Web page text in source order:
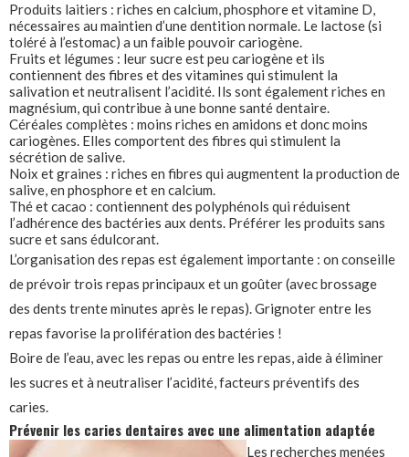
Produits laitiers : riches en calcium, phosphore et vitamine D,
nécessaires au maintien d’une dentition normale. Le lactose (si
toléré à l’estomac) a un faible pouvoir cariogène.
Fruits et légumes : leur sucre est peu cariogène et ils
contiennent des fibres et des vitamines qui stimulent la
salivation et neutralisent l’acidité. Ils sont également riches en
magnésium, qui contribue à une bonne santé dentaire.
Céréales complètes : moins riches en amidons et donc moins
cariogènes. Elles comportent des fibres qui stimulent la
sécrétion de salive.
Noix et graines : riches en fibres qui augmentent la production de
salive, en phosphore et en calcium.
Thé et cacao : contiennent des polyphénols qui réduisent
l’adhérence des bactéries aux dents. Préférer les produits sans
sucre et sans édulcorant.
L’organisation des repas est également importante : on conseille
de prévoir trois repas principaux et un goûter (avec brossage
des dents trente minutes après le repas). Grignoter entre les
repas favorise la prolifération des bactéries !
Boire de l’eau, avec les repas ou entre les repas, aide à éliminer
les sucres et à neutraliser l’acidité, facteurs préventifs des
caries.
Prévenir les caries dentaires avec une alimentation adaptée
Les recherches menées